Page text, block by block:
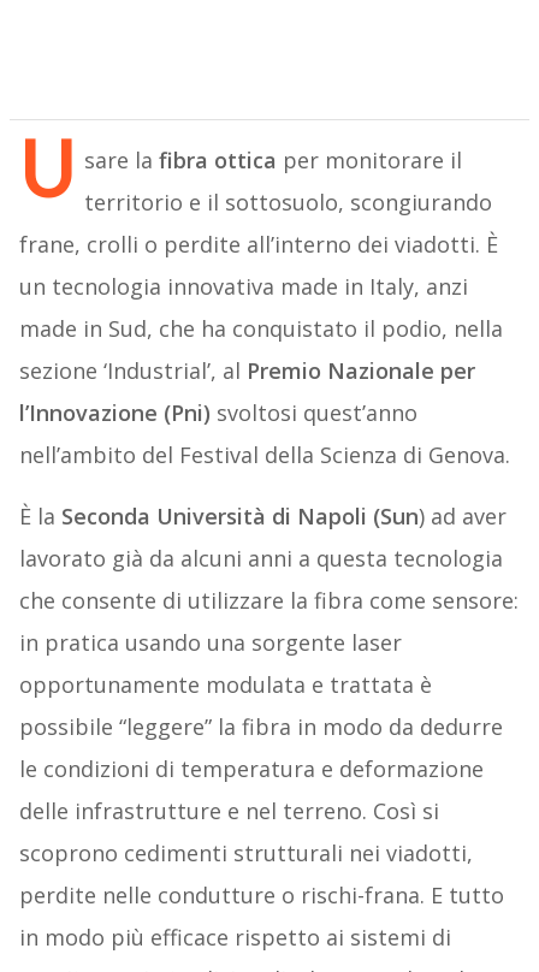
U sare la fibra ottica per monitorare il
territorio e il sottosuolo, scongiurando
frane, crolli o perdite all’interno dei viadotti. È
un tecnologia innovativa made in Italy, anzi
made in Sud, che ha conquistato il podio, nella
sezione ‘Industrial’, al Premio Nazionale per
l’Innovazione (Pni) svoltosi quest’anno
nell’ambito del Festival della Scienza di Genova.
È la Seconda Università di Napoli (Sun) ad aver
lavorato già da alcuni anni a questa tecnologia
che consente di utilizzare la fibra come sensore:
in pratica usando una sorgente laser
opportunamente modulata e trattata è
possibile “leggere” la fibra in modo da dedurre
le condizioni di temperatura e deformazione
delle infrastrutture e nel terreno. Così si
scoprono cedimenti strutturali nei viadotti,
perdite nelle condutture o rischi-frana. E tutto
in modo più efficace rispetto ai sistemi di